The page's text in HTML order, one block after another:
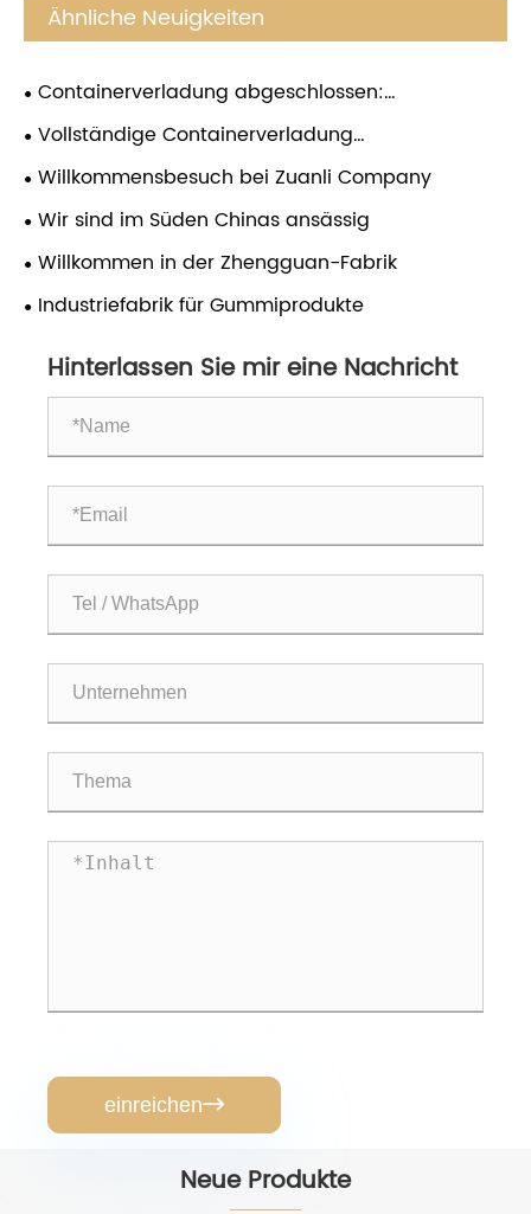
Ähnliche Neuigkeiten
Containerverladung abgeschlossen:
Hochleistungs-RO-Druckerhöhungspumpen bereit
für den weltweiten Versand
Vollständige Containerverladung
abgeschlossen! Zuanli RO-
Wassererhöhungspumpen bereit für den
weltweiten Versand
Willkommensbesuch bei Zuanli Company
Wir sind im Süden Chinas ansässig
Willkommen in der Zhengguan-Fabrik
Industriefabrik für Gummiprodukte
Hinterlassen Sie mir eine Nachricht
einreichen
Neue Produkte